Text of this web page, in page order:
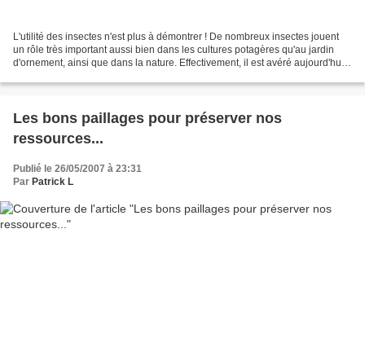
L'utilité des insectes n'est plus à démontrer ! De nombreux insectes jouent
un rôle très important aussi bien dans les cultures potagères qu'au jardin
d'ornement, ainsi que dans la nature. Effectivement, il est avéré aujourd'hui
Les bons paillages pour préserver nos
ressources...
Publié le 26/05/2007 à 23:31
Par Patrick L